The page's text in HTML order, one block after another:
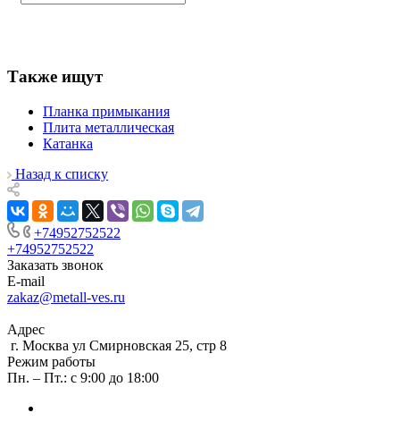
Также ищут
Планка примыкания
Плита металлическая
Катанка
Назад к списку
+74952752522
+74952752522
Заказать звонок
E-mail
zakaz@metall-ves.ru
Адрес
г. Москва ул Смирновская 25, стр 8
Режим работы
Пн. – Пт.: с 9:00 до 18:00